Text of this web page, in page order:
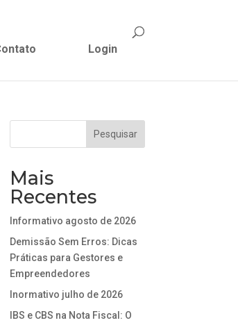
Login
Mais
Recentes
Informativo agosto de 2026
Demissão Sem Erros: Dicas
Práticas para Gestores e
Empreendedores
Inormativo julho de 2026
IBS e CBS na Nota Fiscal: O